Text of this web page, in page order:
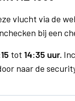
vlucht via de
bij een
tot 14:35 uur.
naar de